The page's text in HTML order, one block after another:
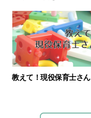
教えて！現役保育士さん